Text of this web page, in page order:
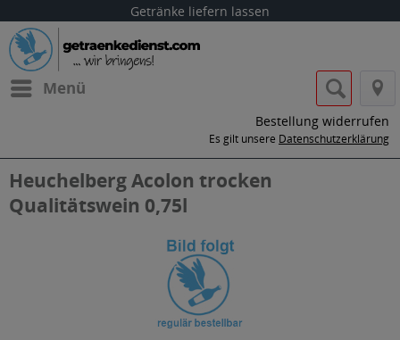
Getränke liefern lassen
Menü
Bestellung widerrufen
Es gilt unsere Datenschutzerklärung
Heuchelberg Acolon trocken
Qualitätswein 0,75l